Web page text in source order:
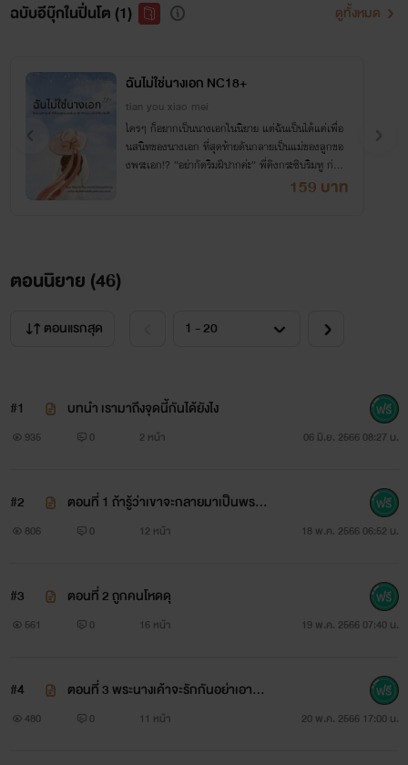
ฉบับอีบุ๊กในปิ่นโต (1) ดูทั้งหมด
ฉันไม่ใช่นางเอก NC18+
tian you xiao mei
ใครๆ ก็อยากเป็นนางเอกในนิยาย แต่ฉันเป็นได้แค่เพื่อ
นสนิทของนางเอก ที่สุดท้ายดันกลายเป็นแม่ของลูกขอ
งพระเอก!? “อย่ากัดริมฝีปากค่ะ” พี่คิงกระซิบริมหู ก่อน
159 บาท
ตอนนิยาย (46)
ตอนแรกสุด
#1 บทนำ เรามาถึงจุดนี้กันได้ยังไง
935 0 2 หน้า 06 มิ.ย. 2566 08:27 น.
#2
ตอนที่ 1 ถ้ารู้ว่าเขาจะกลายมาเป็นพระเ
อก วันนั้นฉันจะไม่เดินตามไส้กรอกไป
806 0 12 หน้า 18 พ.ค. 2566 06:52 น.
#3 ตอนที่ 2 ถูกคนโหดดุ
561 0 16 หน้า 19 พ.ค. 2566 07:40 น.
#4
ตอนที่ 3 พระนางเค้าจะรักกันอย่าเอาตัว
ไปขวาง
480 0 11 หน้า 20 พ.ค. 2566 17:00 น.